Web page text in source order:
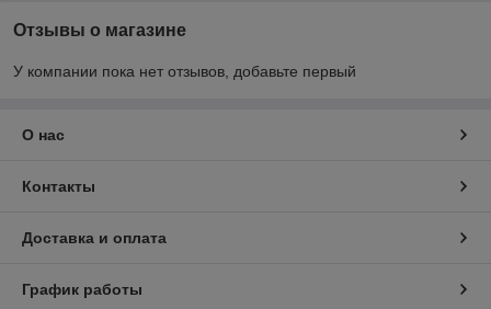
Отзывы о магазине
У компании пока нет отзывов, добавьте первый
О нас
Контакты
Доставка и оплата
График работы